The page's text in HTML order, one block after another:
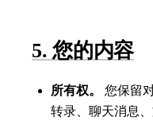
5. 您的内容
所有权。
您保留
转录、聊天消息